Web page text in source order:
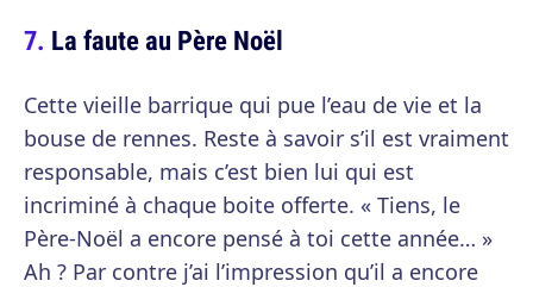
La faute au Père Noël
Cette vieille barrique qui pue l’eau de vie et la
bouse de rennes. Reste à savoir s’il est vraiment
responsable, mais c’est bien lui qui est
incriminé à chaque boite offerte. « Tiens, le
Père-Noël a encore pensé à toi cette année… »
Ah ? Par contre j’ai l’impression qu’il a encore